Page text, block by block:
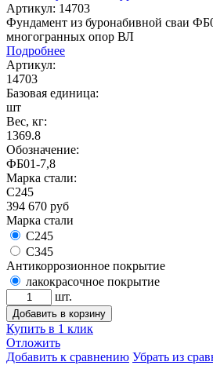
Артикул: 14703
Фундамент из буронабивной сваи
многогранных опор ВЛ
Подробнее
Артикул:
14703
Базовая единица:
шт
Вес, кг:
1369.8
Обозначение:
ФБ01-7,8
Марка стали:
С245
394 670 руб
Марка стали
С245
С345
Антикоррозионное покрытие
лакокрасочное покрытие
шт.
Добавить в корзину
Купить в 1 клик
Отложить
Добавить к сравнению Убрать из